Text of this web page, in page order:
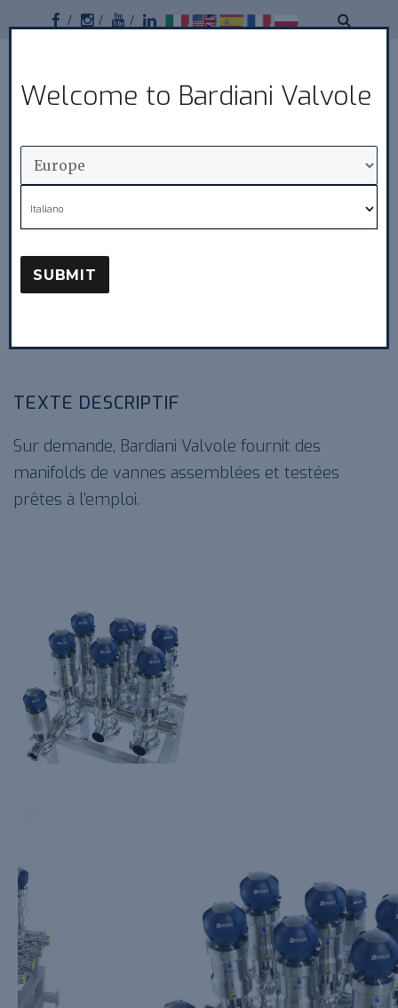
Welcome to Bardiani Valvole
Italiano
SUBMIT
Bardiani
MENU
GROUPES
TEXTE DESCRIPTIF
Sur demande, Bardiani Valvole fournit des
manifolds de vannes assemblées et testées
prêtes à l’emploi.